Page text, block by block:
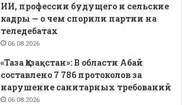
ИИ, профессии будущего и сельские
кадры — о чем спорили партии на
теледебатах
06.08.2026
«Таза Қазақстан»: В области Абай
составлено 7 786 протоколов за
нарушение санитарных требований
06.08.2026